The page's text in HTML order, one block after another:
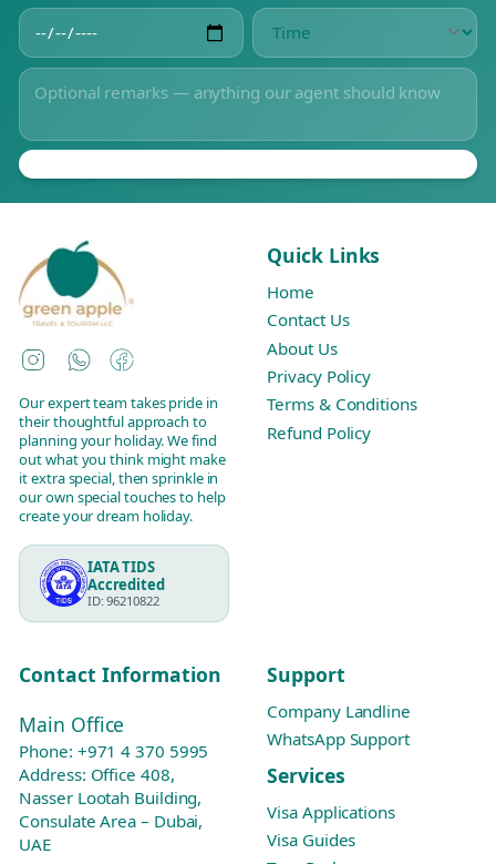
Instagram
WhatsAppFacebook
Our expert team takes pride in
their thoughtful approach to
planning your holiday. We find
out what you think might make
it extra special, then sprinkle in
our own special touches to help
create your dream holiday.
IATA TIDS
Accredited
ID: 96210822
Quick Links
Home
Contact Us
About Us
Privacy Policy
Terms & Conditions
Refund Policy
Contact Information
Main Office
Phone: +971 4 370 5995
Address: Office 408,
Nasser Lootah Building,
Consulate Area – Dubai,
UAE
Support
Company Landline
WhatsApp Support
Services
Visa Applications
Visa Guides